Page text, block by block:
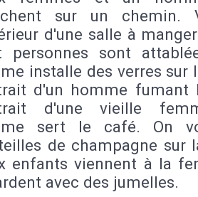
sur un chemin.
d'une salle à
personnes sont
installe des verres sur
d'un homme fumant
d'une vieille
sert le café. On
de champagne sur
enfants viennent à la
avec des jumelles.